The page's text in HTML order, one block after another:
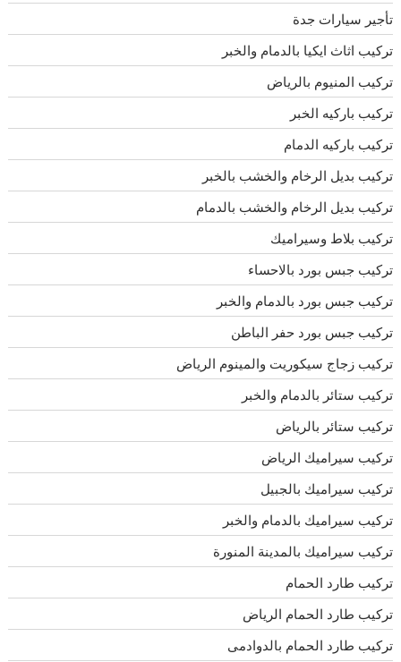
تأجير سيارات جدة
تركيب اثاث ايكيا بالدمام والخبر
تركيب المنيوم بالرياض
تركيب باركيه الخبر
تركيب باركيه الدمام
تركيب بديل الرخام والخشب بالخبر
تركيب بديل الرخام والخشب بالدمام
تركيب بلاط وسيراميك
تركيب جبس بورد بالاحساء
تركيب جبس بورد بالدمام والخبر
تركيب جبس بورد حفر الباطن
تركيب زجاج سيكوريت والمينوم الرياض
تركيب ستائر بالدمام والخبر
تركيب ستائر بالرياض
تركيب سيراميك الرياض
تركيب سيراميك بالجبيل
تركيب سيراميك بالدمام والخبر
تركيب سيراميك بالمدينة المنورة
تركيب طارد الحمام
تركيب طارد الحمام الرياض
تركيب طارد الحمام بالدوادمى